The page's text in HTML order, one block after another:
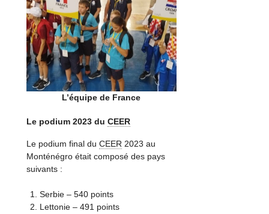
L’équipe de France
Le podium 2023 duCEER
Le podium final duCEER 2023 au
Monténégro était composé des pays
suivants :
Serbie – 540 points
Lettonie – 491 points